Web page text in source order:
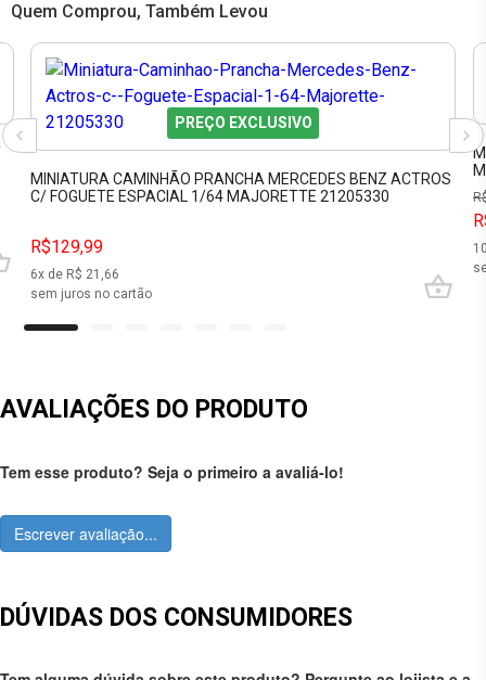
Quem Comprou, Também Levou
PREÇO EXCLUSIVO
MINIATURA CAMINHÃO PRANCHA MERCEDES BENZ ACTROS
C/ FOGUETE ESPACIAL 1/64 MAJORETTE 21205330
R$129,99
6x de R$ 21,66
sem juros no cartão
AVALIAÇÕES DO PRODUTO
Tem esse produto? Seja o primeiro a avaliá-lo!
Escrever avaliação...
DÚVIDAS DOS CONSUMIDORES